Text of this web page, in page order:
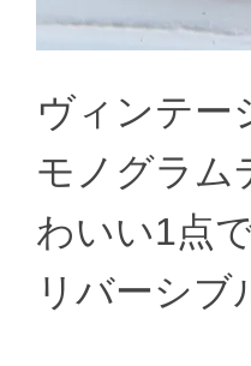
ヴィンテ
モノグラム
わいい1点で
リバーシブ